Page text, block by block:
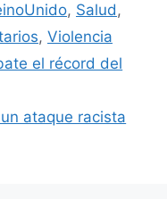
, Salud,
, Violencia
el récord del
ataque racista